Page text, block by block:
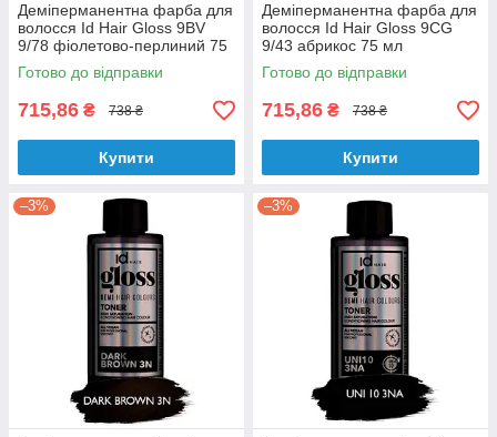
Деміперманентна фарба для
волосся Id Hair Gloss 9BV
9/78 фіолетово-перлиний 75
мл
Готово до відправки
715,86 ₴ 738 ₴
Купити
Деміперманентна фарба для
волосся Id Hair Gloss 9CG
9/43 абрикос 75 мл
Готово до відправки
715,86 ₴ 738 ₴
Купити
–3% –3%